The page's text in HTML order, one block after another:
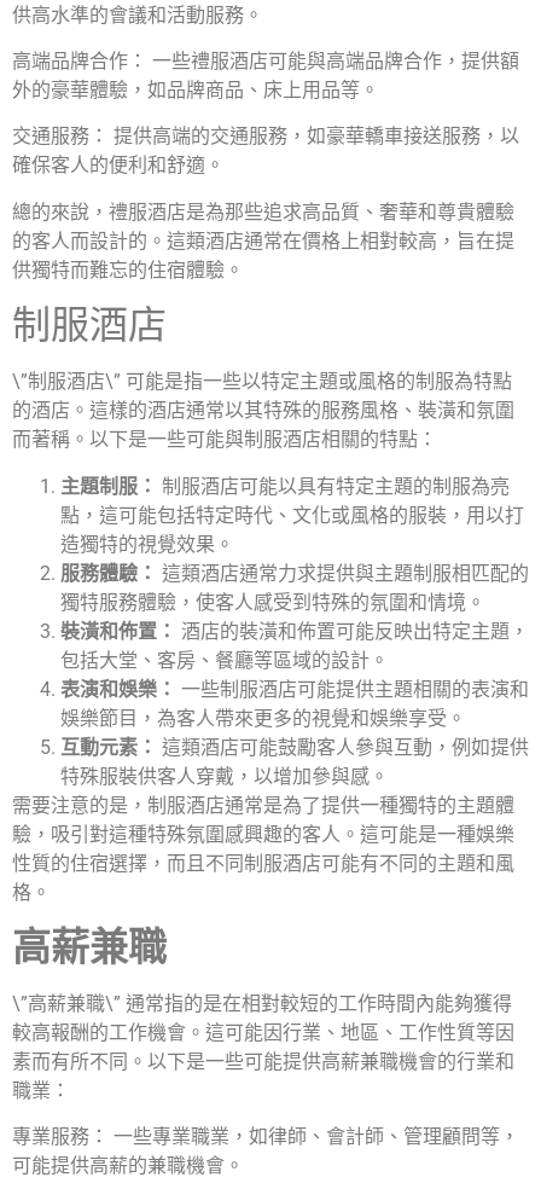
供高水準的會議和活動服務。
高端品牌合作： 一些禮服酒店可能與高端品牌合作，提供額
外的豪華體驗，如品牌商品、床上用品等。
交通服務： 提供高端的交通服務，如豪華轎車接送服務，以
確保客人的便利和舒適。
總的來說，禮服酒店是為那些追求高品質、奢華和尊貴體驗
的客人而設計的。這類酒店通常在價格上相對較高，旨在提
供獨特而難忘的住宿體驗。
制服酒店
\”制服酒店\” 可能是指一些以特定主題或風格的制服為特點
的酒店。這樣的酒店通常以其特殊的服務風格、裝潢和氛圍
而著稱。以下是一些可能與制服酒店相關的特點：
主題制服： 制服酒店可能以具有特定主題的制服為亮
點，這可能包括特定時代、文化或風格的服裝，用以打
造獨特的視覺效果。
服務體驗： 這類酒店通常力求提供與主題制服相匹配的
獨特服務體驗，使客人感受到特殊的氛圍和情境。
裝潢和佈置： 酒店的裝潢和佈置可能反映出特定主題，
包括大堂、客房、餐廳等區域的設計。
表演和娛樂： 一些制服酒店可能提供主題相關的表演和
娛樂節目，為客人帶來更多的視覺和娛樂享受。
互動元素： 這類酒店可能鼓勵客人參與互動，例如提供
特殊服裝供客人穿戴，以增加參與感。
需要注意的是，制服酒店通常是為了提供一種獨特的主題體
驗，吸引對這種特殊氛圍感興趣的客人。這可能是一種娛樂
性質的住宿選擇，而且不同制服酒店可能有不同的主題和風
格。
高薪兼職
\”高薪兼職\” 通常指的是在相對較短的工作時間內能夠獲得
較高報酬的工作機會。這可能因行業、地區、工作性質等因
素而有所不同。以下是一些可能提供高薪兼職機會的行業和
職業：
專業服務： 一些專業職業，如律師、會計師、管理顧問等，
可能提供高薪的兼職機會。